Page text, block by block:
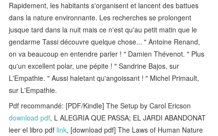
Rapidement, les habitants s'organisent et lancent des battues
dans la nature environnante. Les recherches se prolongent
jusque tard dans la nuit mais ce n'est qu'au petit matin que le
gendarme Tassi découvre quelque chose... " Antoine Renand,
on va beaucoup en entendre parler ! " Damien Thévenot. " Plus
qu'un excellent polar, une pépite ! " Sandrine Bajos, sur
L'Empathie. " Aussi haletant qu'angoissant ! " Michel Primault,
sur L'Empathie.
Pdf recommandé: [PDF/Kindle] The Setup by Carol Ericson
download pdf, L ALEGRIA QUE PASSA; EL JARDI ABANDONAT
leer el libro pdf link, [download pdf] The Laws of Human Nature